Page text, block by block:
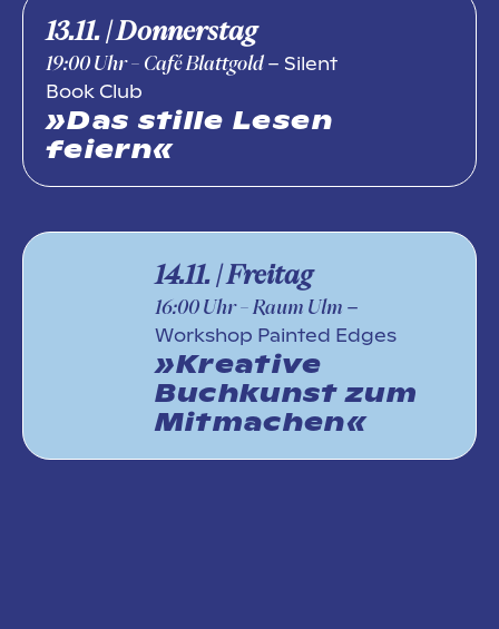
13.11. | Donnerstag
19:00 Uhr– Café Blattgold – Silent
Book Club
»Das stille Lesen
feiern«
14.11. | Freitag
16:00 Uhr– Raum Ulm –
Workshop Painted Edges
»Kreative
Buchkunst zum
Mitmachen«